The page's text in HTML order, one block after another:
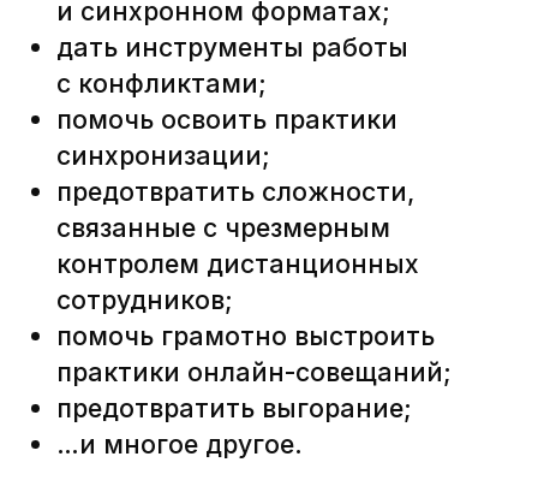
помочь грамотно выстроить
практики онлайн-совещаний;
предотвратить выгорание;
…и многое другое.
обратились к Юле Максиной в Тру.
Мы подготовили интервью
с представителями VK и Тру о том,
как шла реализация этого проекта.
Дано